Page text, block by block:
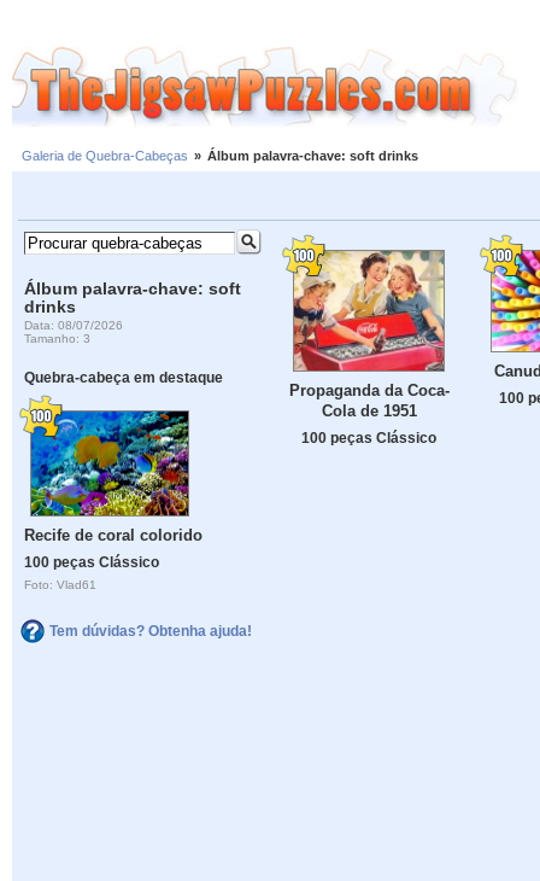
Galeria de Quebra-Cabeças » Álbum palavra-chave: soft drinks
Álbum palavra-chave: soft
drinks
Data: 08/07/2026
Tamanho: 3
Quebra-cabeça em destaque
Recife de coral colorido
100 peças Clássico
Foto: Vlad61
Tem dúvidas? Obtenha ajuda!
Propaganda da Coca-
Cola de 1951
100 peças Clássico
100